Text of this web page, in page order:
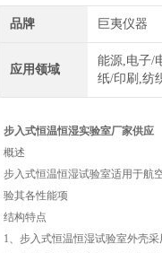
品牌 巨夷仪器
应用领域
能源,电子/
纸/印刷,纺
步入式恒温恒湿实验室厂家供应
概述
步入式恒温恒湿试验室适用于航
验其各性能项
结构特点
1、步入式恒温恒湿试验室外壳